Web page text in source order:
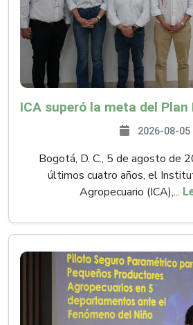
2026-08-05
Bogotá, D. C., 5 de agosto de
últimos cuatro años, el
Agropecuario (ICA),...